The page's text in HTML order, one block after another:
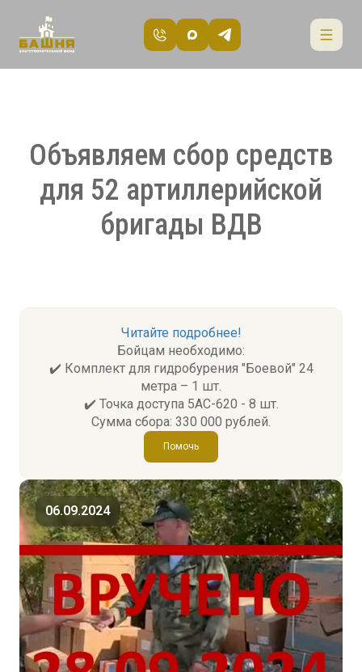
Объявляем сбор средств
для 52 артиллерийской
бригады ВДВ
Читайте подробнее!
Бойцам необходимо:
✔️ Комплект для гидробурения "Боевой" 24
метра – 1 шт.
✔️ Точка доступа 5АС-620 - 8 шт.
Сумма сбора: 330 000 рублей.
Помочь
06.09.2024